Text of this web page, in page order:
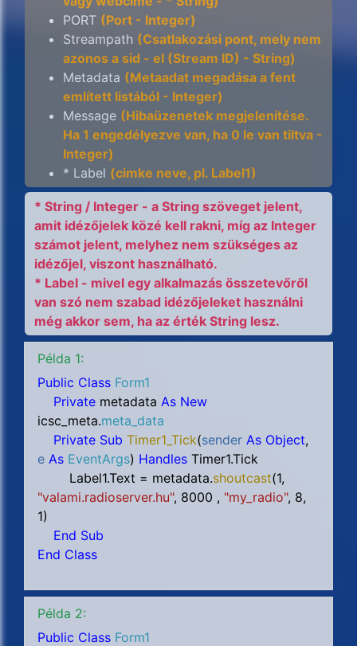
PORT (Port - Integer)
Streampath (Csatlakozási pont, mely nem
azonos a sid - el (Stream ID) - String)
Metadata (Metaadat megadása a fent
említett listából - Integer)
Message (Hibaüzenetek megjelenítése.
Ha 1 engedélyezve van, ha 0 le van tiltva -
Integer)
* Label (cimke neve, pl. Label1)
* String / Integer - a String szöveget jelent,
amit idézőjelek közé kell rakni, míg az Integer
számot jelent, melyhez nem szükséges az
idézőjel, viszont használható.
* Label - mivel egy alkalmazás összetevőről
van szó nem szabad idézőjeleket használni
még akkor sem, ha az érték String lesz.
Példa 1:
Public Class Form1
Private metadata As New
icsc_meta.meta_data
Private Sub Timer1_Tick(sender As Object,
e As EventArgs) Handles Timer1.Tick
Label1.Text = metadata.shoutcast(1,
"valami.radioserver.hu", 8000 , "my_radio", 8,
1)
End Sub
End Class
Példa 2:
Public Class Form1